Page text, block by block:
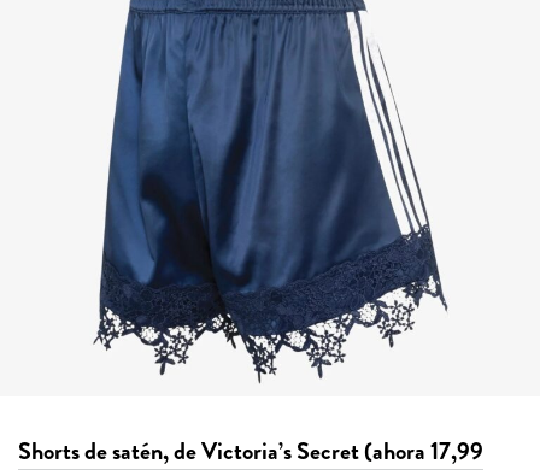
Shorts de satén, de Victoria’s Secret (ahora 17,99